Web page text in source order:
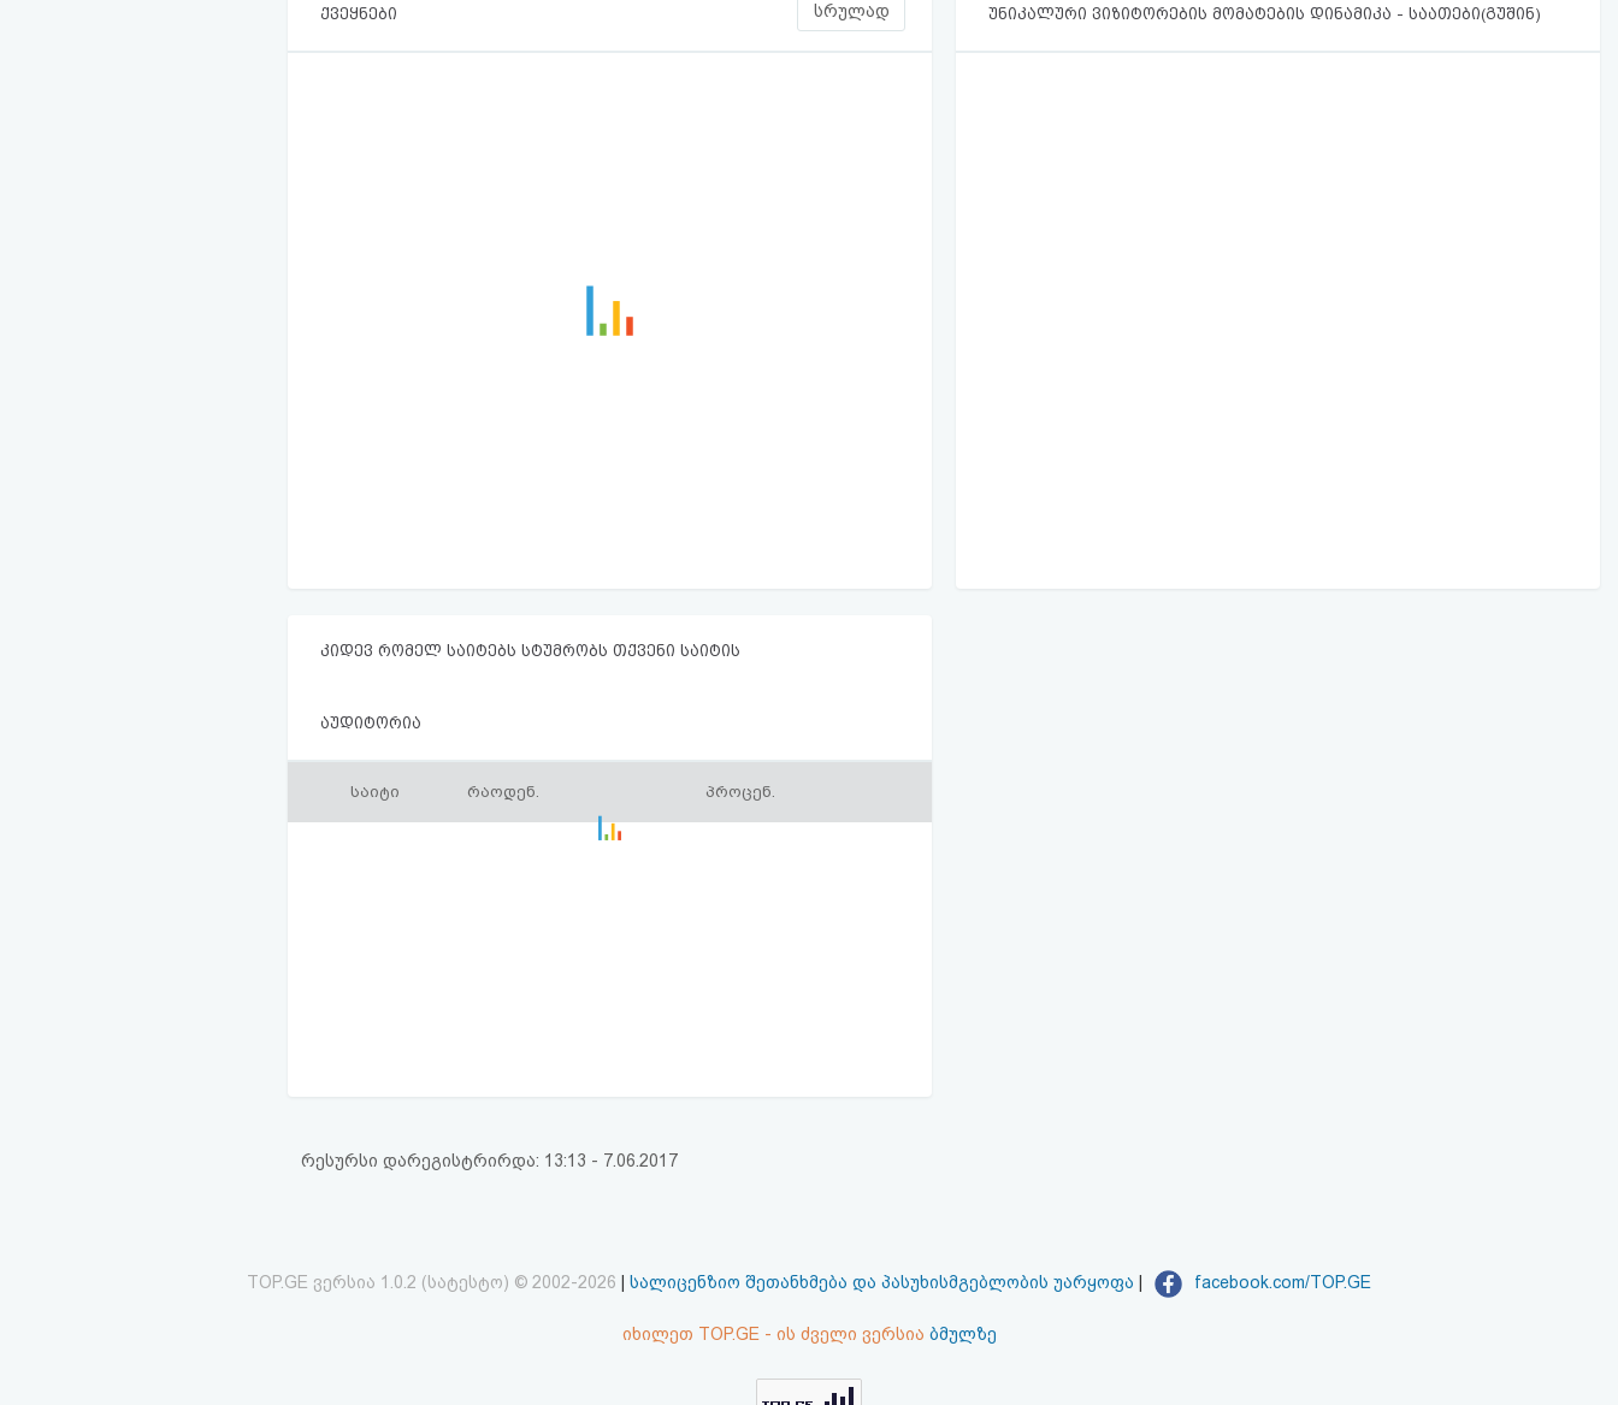
ქვეყნები სრულად უნიკალური ვიზიტორების მომატების დინამიკა - საათები(გუშინ)
კიდევ რომელ საიტებს სტუმრობს თქვენი საიტის
აუდიტორია
საიტი რაოდენ. პროცენ.
რესურსი დარეგისტრირდა: 13:13 - 7.06.2017
TOP.GE ვერსია 1.0.2 (სატესტო) © 2002-2026 სალიცენზიო შეთანხმება და პასუხისმგებლობის უარყოფა facebook.com/TOP.GE
იხილეთ TOP.GE - ის ძველი ვერსია ბმულზე